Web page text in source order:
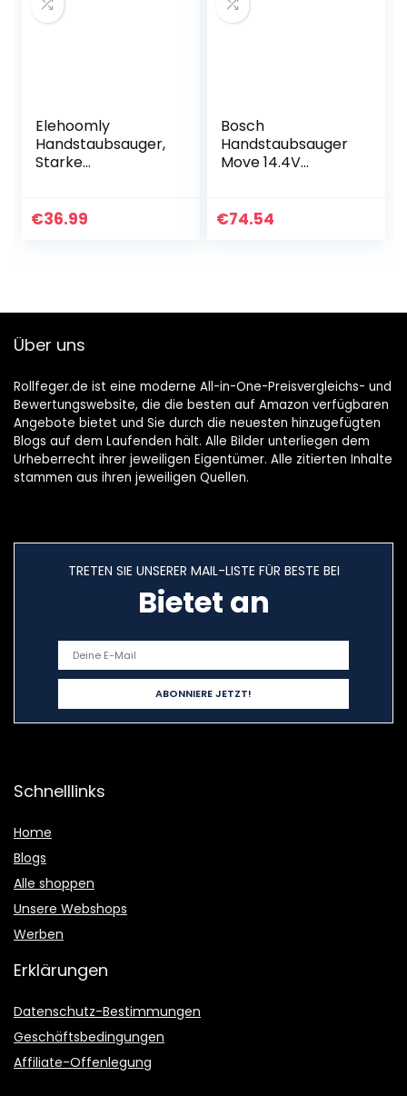
Elehoomly
Handstaubsauger,
Starke
Baterrie Aufladbar
€36.99
Bosch
Handstaubsauger
Move 14.4V
für Polster und
€74.54
Über uns
Rollfeger.de ist eine moderne All-in-One-Preisvergleichs- und
Bewertungswebsite, die die besten auf Amazon verfügbaren
Angebote bietet und Sie durch die neuesten hinzugefügten
Blogs auf dem Laufenden hält. Alle Bilder unterliegen dem
Urheberrecht ihrer jeweiligen Eigentümer. Alle zitierten Inhalte
stammen aus ihren jeweiligen Quellen.
TRETEN SIE UNSERER MAIL-LISTE FÜR BESTE BEI
Bietet an
Schnelllinks
Home
Blogs
Alle shoppen
Unsere Webshops
Werben
Erklärungen
Datenschutz-Bestimmungen
Geschäftsbedingungen
Affiliate-Offenlegung